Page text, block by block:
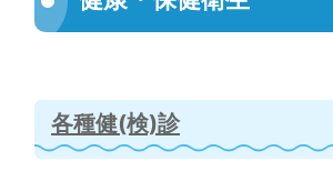
各種健(検)診